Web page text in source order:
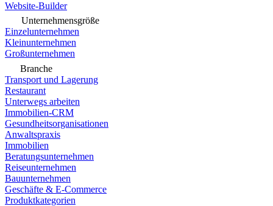
Website-Builder
Unternehmensgröße
Einzelunternehmen
Kleinunternehmen
Großunternehmen
Branche
Transport und Lagerung
Restaurant
Unterwegs arbeiten
Immobilien-CRM
Gesundheitsorganisationen
Anwaltspraxis
Immobilien
Beratungsunternehmen
Reiseunternehmen
Bauunternehmen
Geschäfte & E-Commerce
Produktkategorien